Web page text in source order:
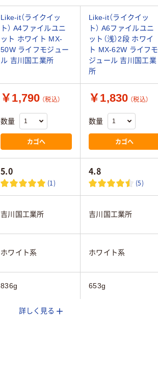
Like-it（ライクイッ
ト） A4ファイルユニ
ット ホワイト MX-
50W ライフモジュー
ル 吉川国工業所
Like-it（ライクイッ
ト） A6ファイルユニ
ット（浅）2段 ホワイ
ト MX-62W ライフモ
ジュール 吉川国工業
所
￥1,790 （税込）
数量
カゴへ
￥1,830 （税込）
数量
カゴへ
5.0
(1)
4.8
(5)
吉川国工業所 吉川国工業所
ホワイト系 ホワイト系
836g 653g
Ａ４ ファイルユニ
詳しく見る